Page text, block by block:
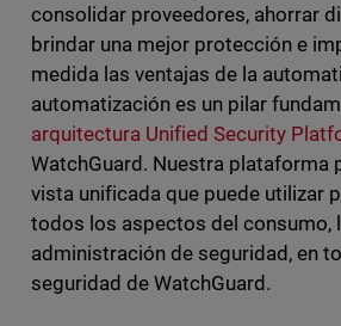
consolidar proveedores, ahorrar
brindar una mejor protección e
medida las ventajas de la
automatización es un pilar
arquitectura Unified Security
WatchGuard. Nuestra plataforma
vista unificada que puede utilizar
todos los aspectos del consumo,
administración de seguridad, en
seguridad de WatchGuard.